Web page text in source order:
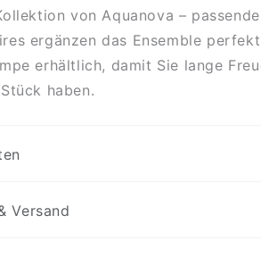
von Aquanova –
ergänzen das Ensemble
erhältlich, damit Sie lange
haben.
Versand